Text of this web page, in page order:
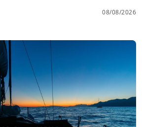
08/08/2026